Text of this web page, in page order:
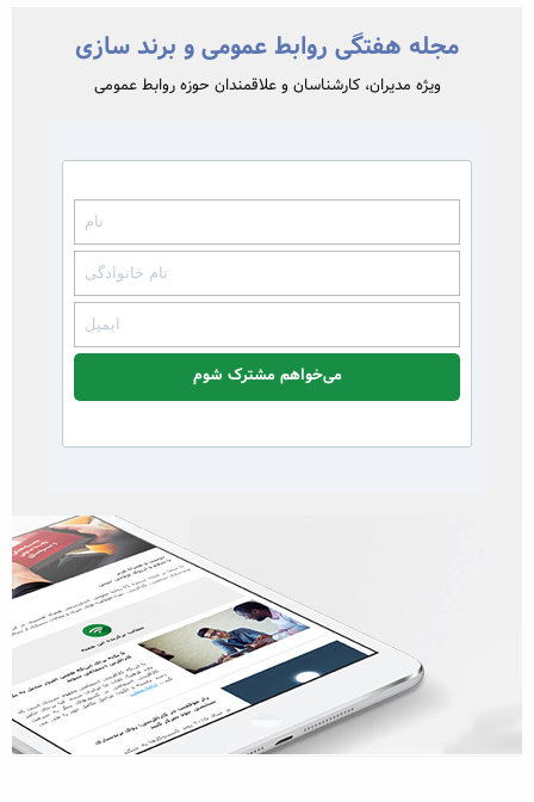
مجله هفتگی روابط عمومی و برند سازی
ویژه مدیران، کارشناسان و علاقمندان حوزه روابط عمومی
می‌خواهم مشترک شوم